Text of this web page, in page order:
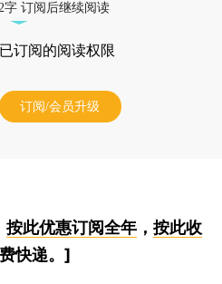
字 订阅后继续阅读
订阅的阅读权限
订阅/会员升级
按此优惠订阅全年， 按此收
快递。]